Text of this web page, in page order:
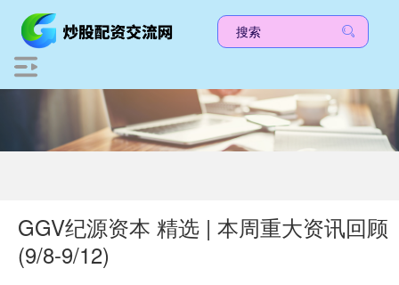
GGV纪源资本 精选 | 本周重大资讯回顾
(9/8-9/12)